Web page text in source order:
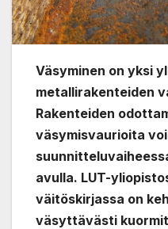
Väsyminen on yksi
metallirakenteiden
Rakenteiden
väsymisvaurioita
avulla. LUT-
väitöskirjassa on
väsyttävästi